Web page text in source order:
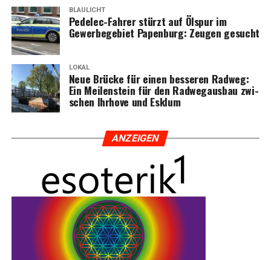
BLAULICHT
Pedelec-Fah­rer stürzt auf Ölspur im
Gewer­be­ge­biet Papen­burg: Zeu­gen gesucht
LOKAL
Neue Brü­cke für einen bes­se­ren Rad­weg:
Ein Mei­len­stein für den Rad­weg­aus­bau zwi­
schen Ihr­ho­ve und Esklum
ANZEI­GEN